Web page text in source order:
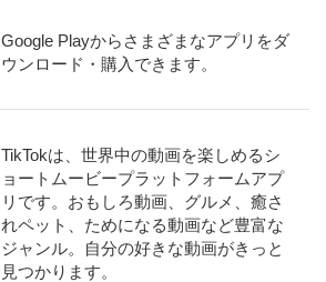
Google Playからさまざまなアプリをダ
ウンロード・購入できます。
TikTokは、世界中の動画を楽しめるシ
ョートムービープラットフォームアプ
リです。おもしろ動画、グルメ、癒さ
れペット、ためになる動画など豊富な
ジャンル。自分の好きな動画がきっと
見つかります。